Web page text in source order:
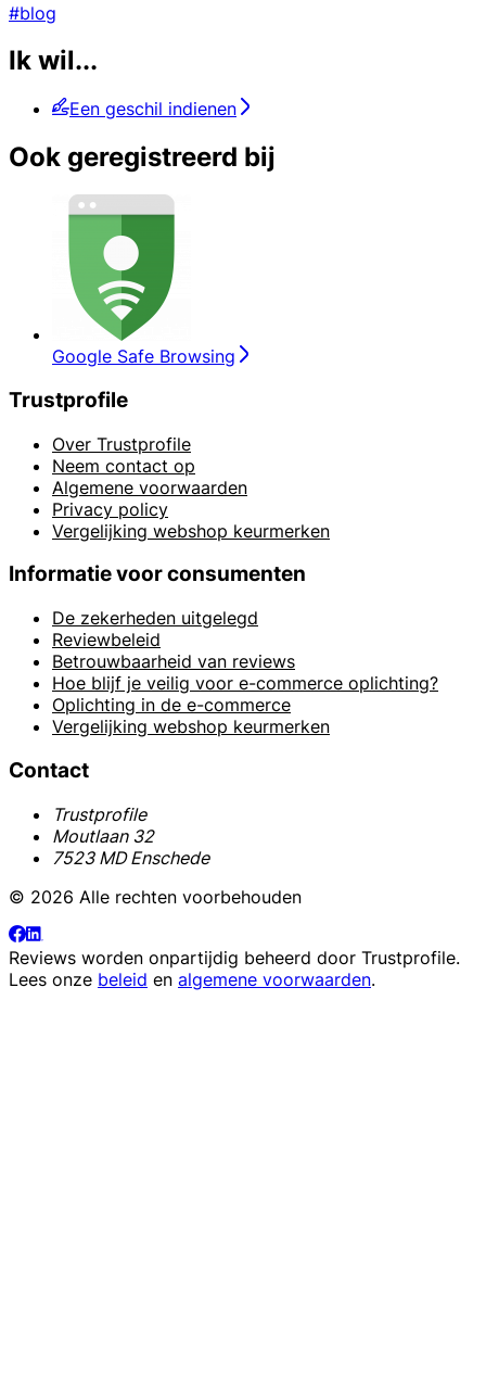
#blog
Ik wil...
Een geschil indienen
Ook geregistreerd bij
Google Safe Browsing
Trustprofile
Over Trustprofile
Neem contact op
Algemene voorwaarden
Privacy policy
Vergelijking webshop keurmerken
Informatie voor consumenten
De zekerheden uitgelegd
Reviewbeleid
Betrouwbaarheid van reviews
Hoe blijf je veilig voor e-commerce oplichting?
Oplichting in de e-commerce
Vergelijking webshop keurmerken
Contact
Trustprofile
Moutlaan 32
7523 MD Enschede
© 2026 Alle rechten voorbehouden
Reviews worden onpartijdig beheerd door Trustprofile.
Lees onze beleid en algemene voorwaarden.